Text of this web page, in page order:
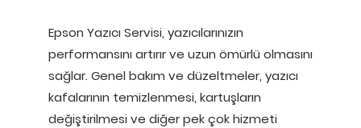
Epson Yazıcı Servisi, yazıcılarınızın
performansını artırır ve uzun ömürlü olmasını
sağlar. Genel bakım ve düzeltmeler, yazıcı
kafalarının temizlenmesi, kartuşların
değiştirilmesi ve diğer pek çok hizmeti